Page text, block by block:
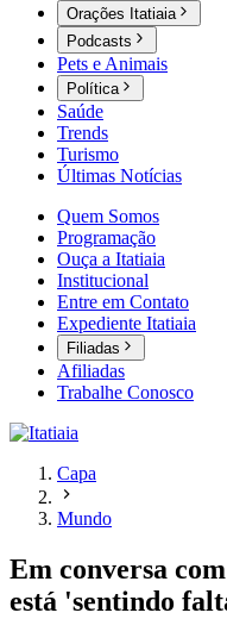
Orações Itatiaia
Podcasts
Pets e Animais
Política
Saúde
Trends
Turismo
Últimas Notícias
Quem Somos
Programação
Ouça a Itatiaia
Institucional
Entre em Contato
Expediente Itatiaia
Filiadas
Afiliadas
Trabalhe Conosco
Capa
Mundo
Em conversa
está 'sentindo